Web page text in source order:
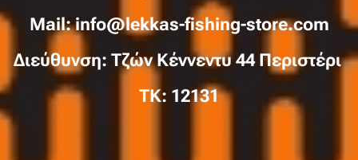
Mail: info@lekkas-fishing-store.com
Διεύθυνση: Τζών Κέννεντυ 44 Περιστέρι
TK: 12131